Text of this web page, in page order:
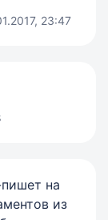
23:47
на
из